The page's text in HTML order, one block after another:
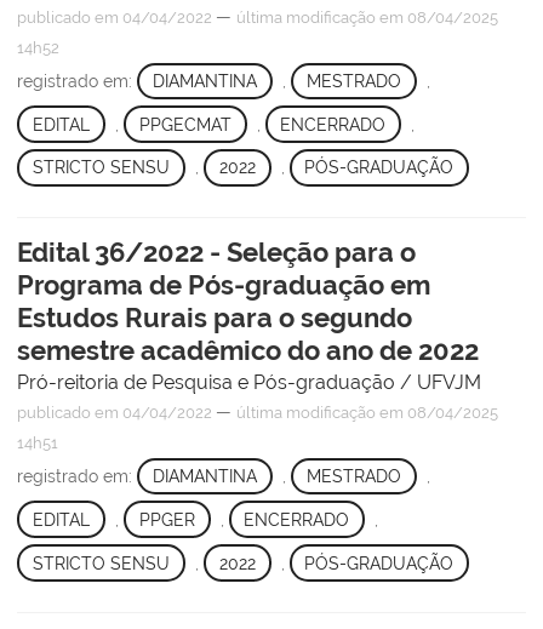
publicado em 04/04/2022 — última modificação em 08/04/2025
14h52
registrado em: DIAMANTINA MESTRADO
EDITAL PPGECMAT ENCERRADO
STRICTO SENSU , 2022 , PÓS-GRADUAÇÃO
Edital 36/2022 - Seleção para o
Programa de Pós-graduação em
Estudos Rurais para o segundo
semestre acadêmico do ano de 2022
Pró-reitoria de Pesquisa e Pós-graduação / UFVJM
publicado em 04/04/2022 — última modificação em 08/04/2025
14h51
registrado em: DIAMANTINA MESTRADO
EDITAL PPGER ENCERRADO
STRICTO SENSU 2022 PÓS-GRADUAÇÃO